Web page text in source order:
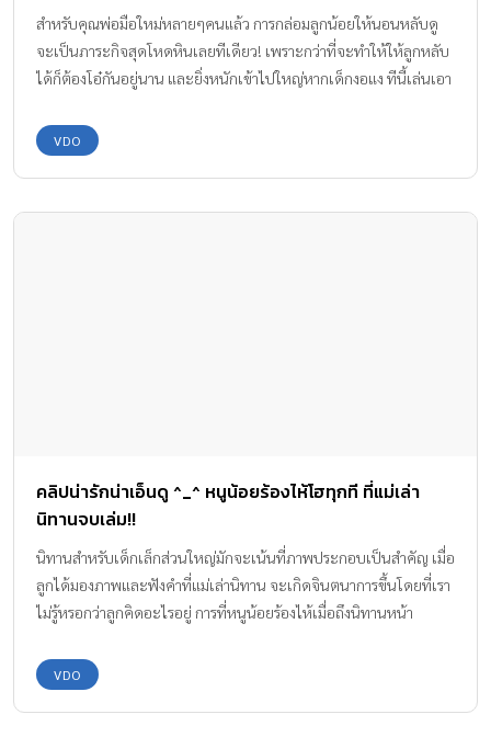
สำหรับคุณพ่อมือใหม่หลายๆคนแล้ว การกล่อมลูกน้อยให้นอนหลับดู
จะเป็นภาระกิจสุดโหดหินเลยทีเดียว! เพราะกว่าที่จะทำให้ให้ลูกหลับ
ได้ก็ต้องโอ๋กันอยู่นาน และยิ่งหนักเข้าไปใหญ่หากเด็กงอแง ทีนี้เล่นเอา
วิธีกล่อมลูกน้อยของคุณพ่อที่ชื่อว่า Nathan Dailo เค้าได้พบวิธีกล่อม
ลูกน้อยให้หลับด้วยเวลาอันรวดเร็ว(เร็วจริงๆ) ด้วยกระดาษทิชชู่เพียง
ข้อมูลจาก : http://www.catdumb.com/how-to-put-a-baby-to-
VDO
คลิปน่ารักน่าเอ็นดู ^_^ หนูน้อยร้องไห้โฮทุกที ที่แม่เล่า
นิทานจบเล่ม!!
นิทานสำหรับเด็กเล็กส่วนใหญ่มักจะเน้นที่ภาพประกอบเป็นสำคัญ เมื่อ
ลูกได้มองภาพและฟังคำที่แม่เล่านิทาน จะเกิดจินตนาการขึ้นโดยที่เรา
ไม่รู้หรอกว่าลูกคิดอะไรอยู่ การที่หนูน้อยร้องไห้เมื่อถึงนิทานหน้า
นาการของตัวเองที่สนุกอยู่ในขณะนั้น และอยากฟังต่อเรื่อยๆ จนไม่
อยากให้จบ ….เช่นหนูน้อยนักอ่านวัยเพียง 10 เดือนคนนี้ น่าเอ็นดูมาก
VDO